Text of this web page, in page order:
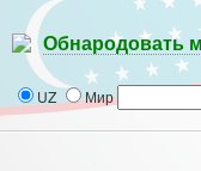
Обнародовать
UZ Мир